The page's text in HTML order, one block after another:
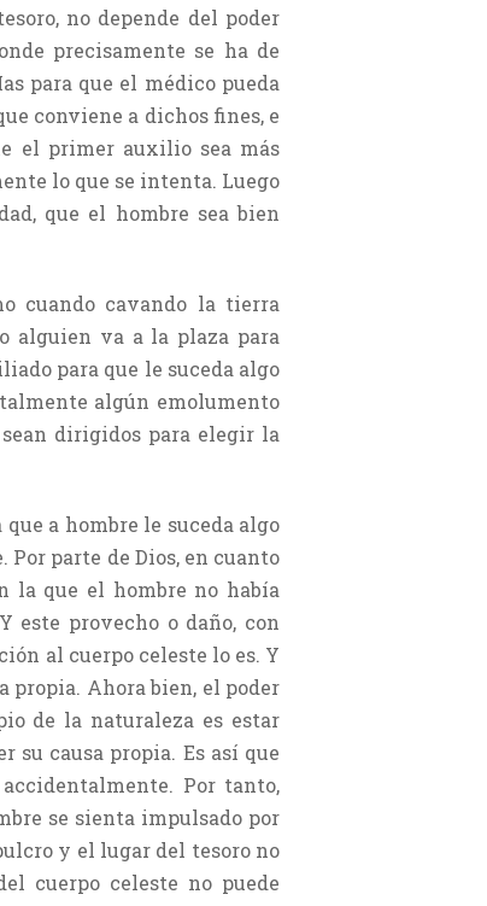
no depende del poder
precisamente se ha de
para que el médico pueda
conviene a dichos fines, e
el primer auxilio sea más
lo que se intenta. Luego
que el hombre sea bien
cuando cavando la tierra
alguien va a la plaza para
para que le suceda algo
algún emolumento
dirigidos para elegir la
a hombre le suceda algo
parte de Dios, en cuanto
la que el hombre no había
este provecho o daño, con
al cuerpo celeste lo es. Y
propia. Ahora bien, el poder
de la naturaleza es estar
su causa propia. Es así que
Por tanto,
se sienta impulsado por
y el lugar del tesoro no
cuerpo celeste no puede